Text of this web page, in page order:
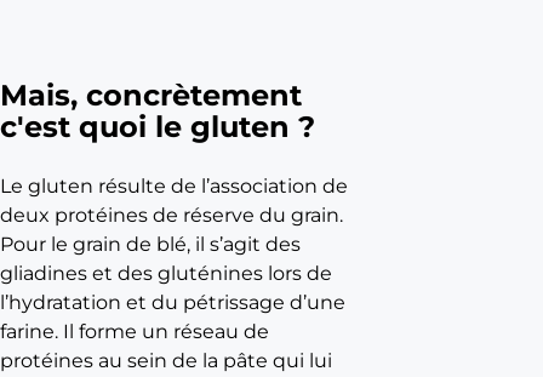
a
m
u
n
e
r
i
e
L
Mais, concrètement
c'est quoi le gluten ?
Le gluten résulte de l’association de
deux protéines de réserve du grain.
Pour le grain de blé, il s’agit des
gliadines et des gluténines lors de
l’hydratation et du pétrissage d’une
farine. Il forme un réseau de
protéines au sein de la pâte qui lui